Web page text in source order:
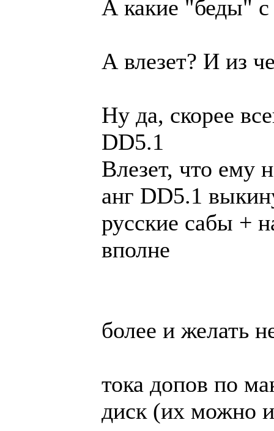
А какие "беды" с
А влезет? И из
Ну да, скорее
DD5.1
Влезет, что ему
анг DD5.1
русские сабы +
вполне
более и желать
тока допов по
диск (их можно